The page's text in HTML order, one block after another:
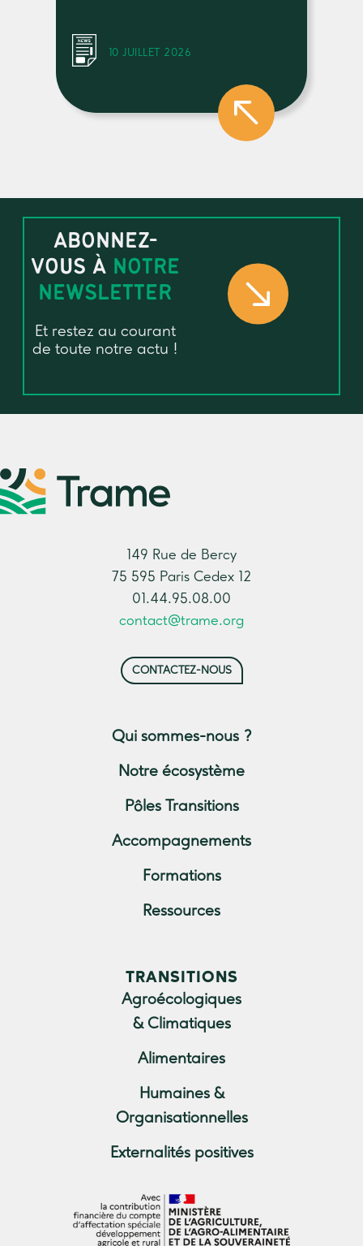
10 JUILLET 2026
ABONNEZ-
VOUS À NOTRE
NEWSLETTER
Et restez au courant
de toute notre actu !
149 Rue de Bercy
75 595 Paris Cedex 12
01.44.95.08.00
contact@trame.org
CONTACTEZ-NOUS
Qui sommes-nous ?
Notre écosystème
Pôles Transitions
Accompagnements
Formations
Ressources
TRANSITIONS
Agroécologiques
& Climatiques
Alimentaires
Humaines &
Organisationnelles
Externalités positives